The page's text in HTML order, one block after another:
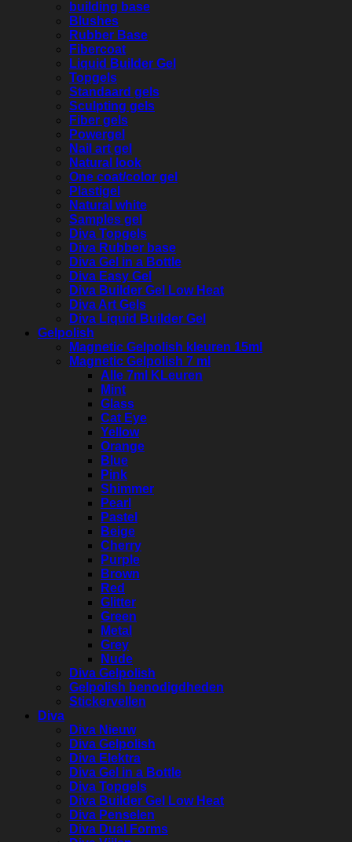
building base
Blushes
Rubber Base
Fibercoat
Liquid Builder Gel
Topgels
Standaard gels
Sculpting gels
Fiber gels
Powergel
Nail art gel
Natural look
One coat/color gel
Plastigel
Natural white
Samples gel
Diva Topgels
Diva Rubber base
Diva Gel in a Bottle
Diva Easy Gel
Diva Builder Gel Low Heat
Diva Art Gels
Diva Liquid Builder Gel
Gelpolish
Magnetic Gelpolish kleuren 15ml
Magnetic Gelpolish 7 ml
Alle 7ml KLeuren
Mint
Glass
Cat Eye
Yellow
Orange
Blue
Pink
Shimmer
Pearl
Pastel
Beige
Cherry
Purple
Brown
Red
Glitter
Green
Metal
Grey
Nude
Diva Gelpolish
Gelpolish benodigdheden
Stickervellen
Diva
Diva Nieuw
Diva Gelpolish
Diva Elektra
Diva Gel in a Bottle
Diva Topgels
Diva Builder Gel Low Heat
Diva Penselen
Diva Dual Forms